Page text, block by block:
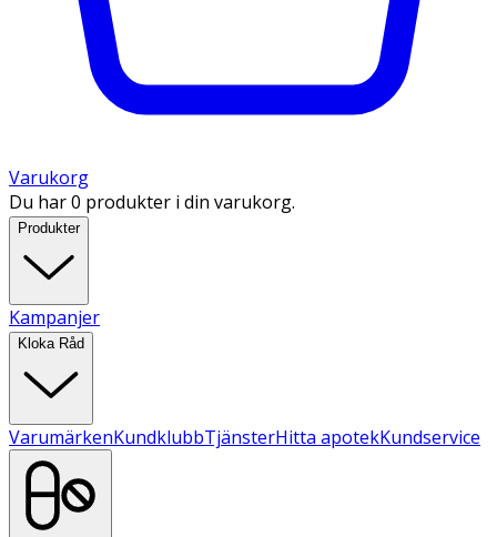
Varukorg
Du har 0 produkter i din varukorg.
Produkter
Kampanjer
Kloka Råd
VarumärkenKundklubbTjänsterHitta apotekKundservice